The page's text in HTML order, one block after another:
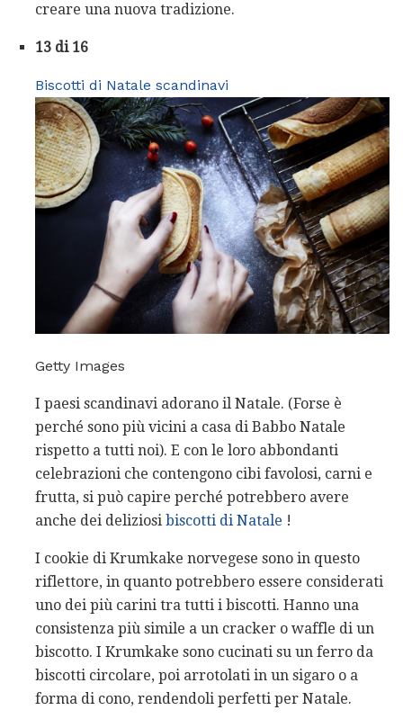
creare una nuova tradizione.
13 di 16
Biscotti di Natale scandinavi
Getty Images
I paesi scandinavi adorano il Natale. (Forse è
perché sono più vicini a casa di Babbo Natale
rispetto a tutti noi). E con le loro abbondanti
celebrazioni che contengono cibi favolosi, carni e
frutta, si può capire perché potrebbero avere
anche dei deliziosi biscotti di Natale !
I cookie di Krumkake norvegese sono in questo
riflettore, in quanto potrebbero essere considerati
uno dei più carini tra tutti i biscotti. Hanno una
consistenza più simile a un cracker o waffle di un
biscotto. I Krumkake sono cucinati su un ferro da
biscotti circolare, poi arrotolati in un sigaro o a
forma di cono, rendendoli perfetti per Natale.